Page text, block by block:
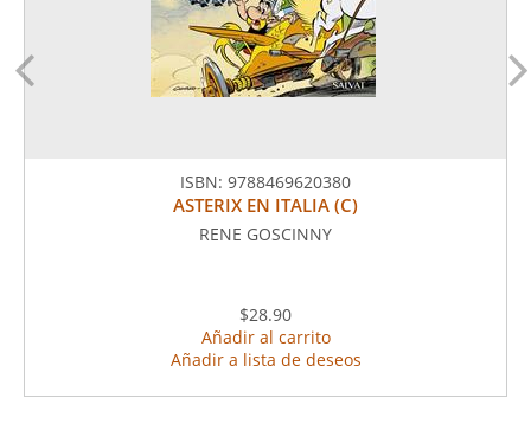
ISBN: 9788469620380
ASTERIX EN ITALIA (C)
RENE GOSCINNY
$28.90
Añadir al carrito
Añadir a lista de deseos